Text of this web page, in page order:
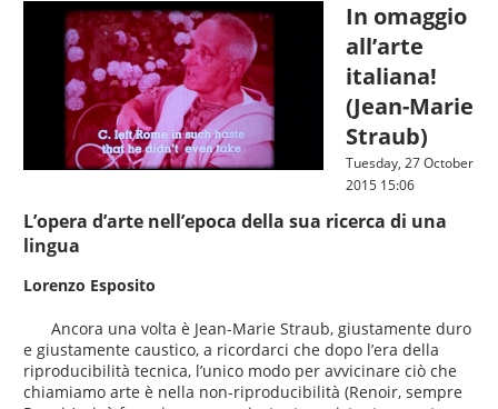
In omaggio
all’arte
italiana!
(Jean-Marie
Straub)
Tuesday, 27 October
2015 15:06
L’opera d’arte nell’epoca della sua ricerca di una
lingua
Lorenzo Esposito
Ancora una volta è Jean-Marie Straub, giustamente duro
e giustamente caustico, a ricordarci che dopo l’era della
riproducibilità tecnica, l’unico modo per avvicinare ciò che
chiamiamo arte è nella non-riproducibilità (Renoir, sempre